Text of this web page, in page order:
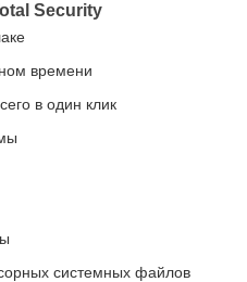
Security
времени
в один клик
системных файлов